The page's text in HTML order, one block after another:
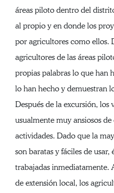
áreas piloto dentro del
al propio y en donde los
por agricultores como ellos.
agricultores de las áreas
propias palabras lo que han
lo han hecho y demuestran
Después de la excursión, los
usualmente muy ansiosos
actividades. Dado que la
son baratas y fáciles de usar,
trabajadas inmediatamente.
de extensión local, los